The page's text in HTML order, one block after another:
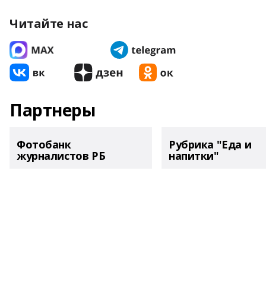
Читайте нас
Партнеры
Фотобанк
журналистов РБ
Рубрика "Еда и
напитки"